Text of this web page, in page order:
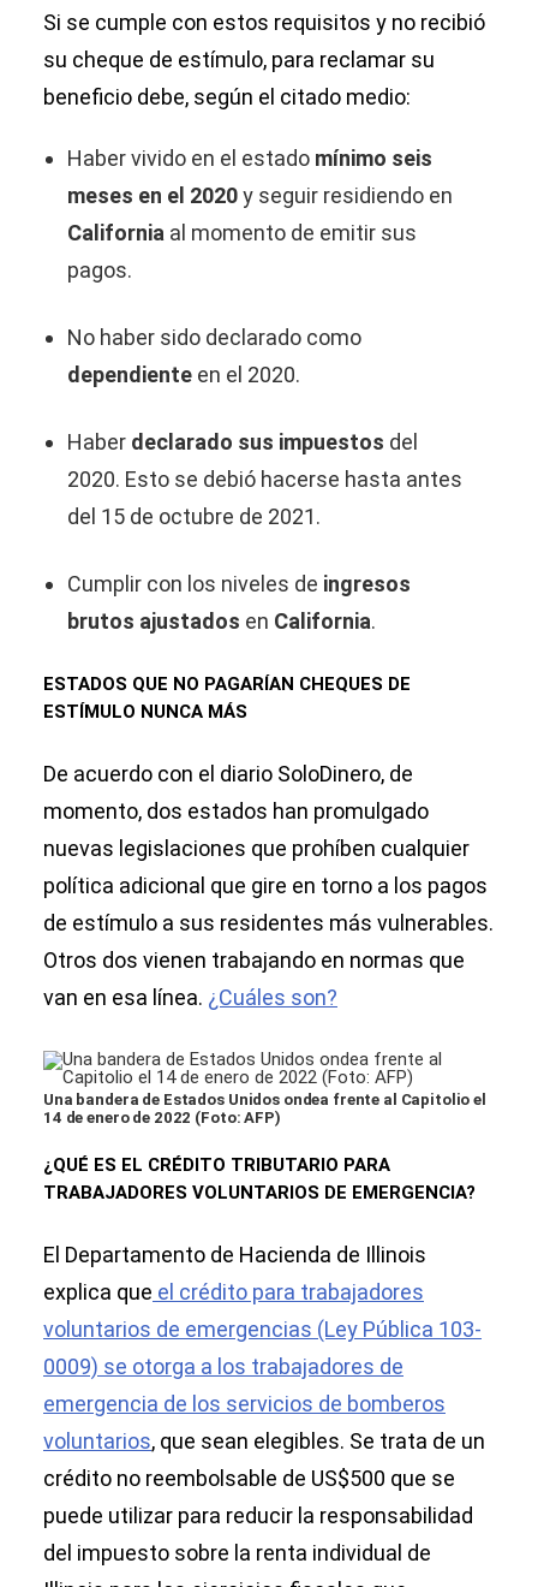
Si se cumple con estos requisitos y no recibió
su cheque de estímulo, para reclamar su
beneficio debe, según el citado medio:
Haber vivido en el estado mínimo seis
meses en el 2020y seguir residiendo en
California al momento de emitir sus
pagos.
No haber sido declarado como
dependiente en el 2020.
Haber declarado sus impuestos del
2020. Esto se debió hacerse hasta antes
del 15 de octubre de 2021.
Cumplir con los niveles de ingresos
brutos ajustados en California.
ESTADOS QUE NO PAGARÍAN CHEQUES DE
ESTÍMULO NUNCA MÁS
De acuerdo con el diario SoloDinero, de
momento, dos estados han promulgado
nuevas legislaciones que prohíben cualquier
política adicional que gire en torno a los pagos
de estímulo a sus residentes más vulnerables.
Otros dos vienen trabajando en normas que
van en esa línea. ¿Cuáles son?
Una bandera de Estados Unidos ondea frente al Capitolio el
14 de enero de 2022 (Foto: AFP)
¿QUÉ ES EL CRÉDITO TRIBUTARIO PARA
TRABAJADORES VOLUNTARIOS DE EMERGENCIA?
El Departamento de Hacienda de Illinois
explica que el crédito para trabajadores
voluntarios de emergencias (Ley Pública 103-
0009) se otorga a los trabajadores de
emergencia de los servicios de bomberos
voluntarios, que sean elegibles. Se trata de un
crédito no reembolsable de US$500 que se
puede utilizar para reducir la responsabilidad
del impuesto sobre la renta individual de